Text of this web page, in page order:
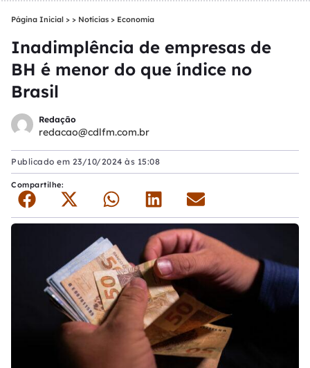
Página Inicial > Notícias > Economia
Inadimplência de empresas de
BH é menor do que índice no
Brasil
Redação
redacao@cdlfm.com.br
Publicado em 23/10/2024 às 15:08
Compartilhe: